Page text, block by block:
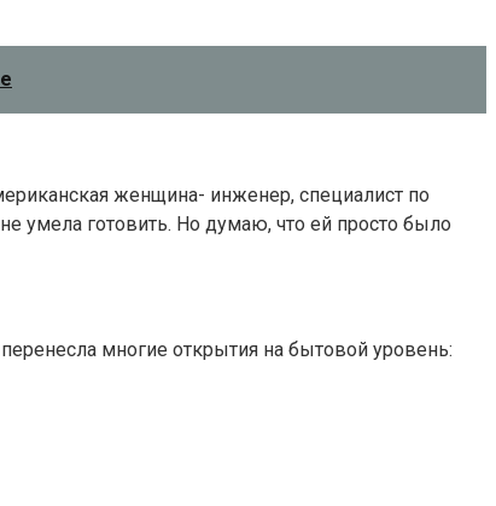
женщина- инженер, специалист по
умела готовить. Но думаю, что ей просто было
многие открытия на бытовой уровень: